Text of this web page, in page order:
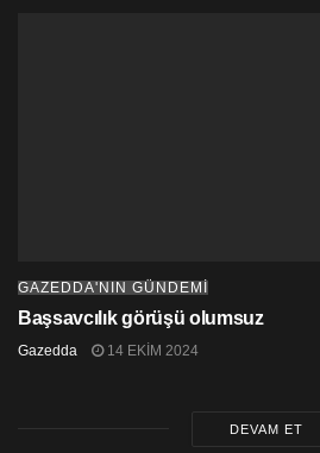
GAZEDDA'NIN GÜNDEMİ
Başsavcılık görüşü olumsuz
Gazedda 14 EKIM 2024
DEVAM ET